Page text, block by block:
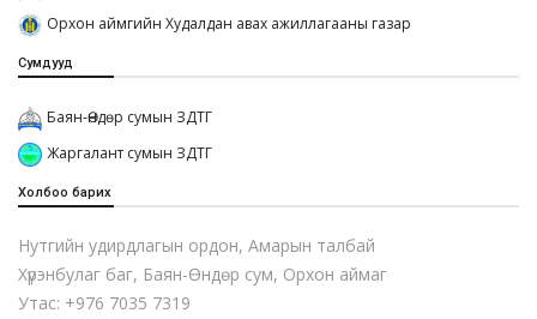
Орхон аймгийн Худалдан авах ажиллагааны газар
Сумдууд
Баян-Өндөр сумын ЗДТГ
Жаргалант сумын ЗДТГ
Холбоо барих
Нутгийн удирдлагын ордон, Амарын талбай
Хүрэнбулаг баг, Баян-Өндөр сум, Орхон аймаг
Утас: +976 7035 7319